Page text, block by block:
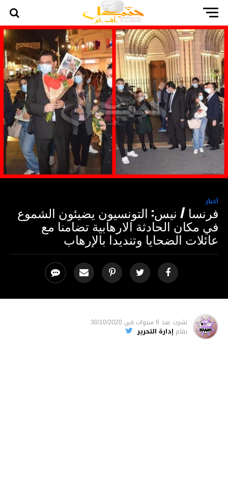
أخبار
فرنسا / نيس: التونسيون يضيئون الشموع
في مكان الحادثة الارهابية تضامنا مع
عائلات الضحايا وتنديدا بالإرهاب
نشرت منذ 6 سنوات فى 30/10/2020
بقلم إدارة التحرير